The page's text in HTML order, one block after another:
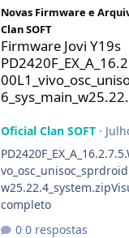
Novas Firmware e
Clan SOFT
Firmware Jovi Y19s
Oficial Clan SOFT·
completo
0 respostas